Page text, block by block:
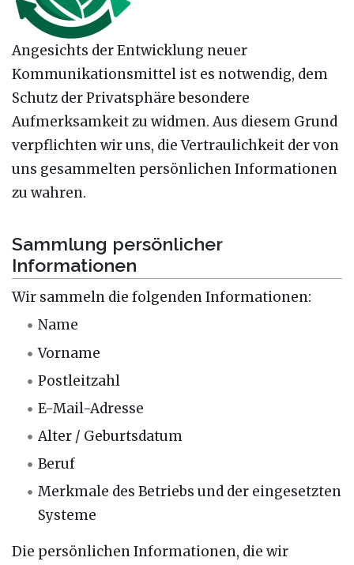
Angesichts der Entwicklung neuer
Kommunikationsmittel ist es notwendig, dem
Schutz der Privatsphäre besondere
Aufmerksamkeit zu widmen. Aus diesem Grund
verpflichten wir uns, die Vertraulichkeit der von
uns gesammelten persönlichen Informationen
zu wahren.
Sammlung persönlicher
Informationen
Wir sammeln die folgenden Informationen:
Name
Vorname
Postleitzahl
E-Mail-Adresse
Alter / Geburtsdatum
Beruf
Merkmale des Betriebs und der eingesetzten
Systeme
Die persönlichen Informationen, die wir